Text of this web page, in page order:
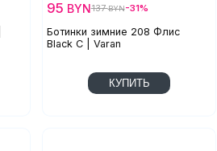
Ботинки зимние 208 Флис
Black С | Varan
95 BYN137BYN-31%
КУПИТЬ